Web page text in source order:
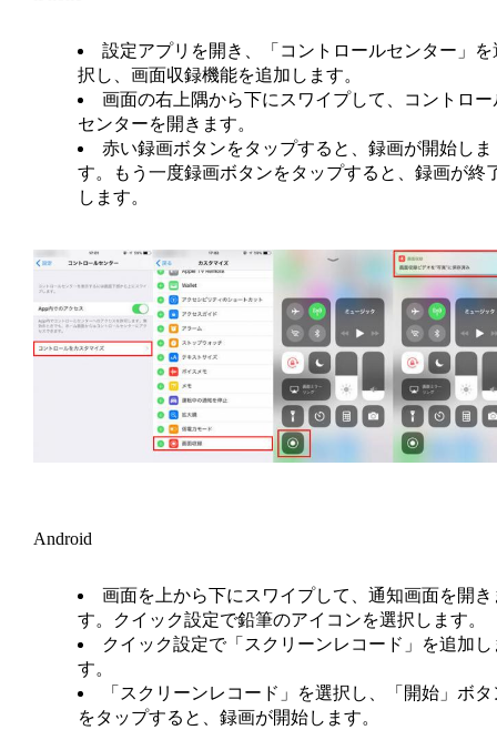
設定アプリを開き、「コントロールセンター」を
択し、画面収録機能を追加します。
画面の右上隅から下にスワイプして、コントロー
センターを開きます。
赤い録画ボタンをタップすると、録画が開始しま
す。もう一度録画ボタンをタップすると、録画が終
します。
Android
画面を上から下にスワイプして、通知画面を開き
す。クイック設定で鉛筆のアイコンを選択します。
クイック設定で「スクリーンレコード」を追加し
す。
「スクリーンレコード」を選択し、「開始」ボタ
をタップすると、録画が開始します。